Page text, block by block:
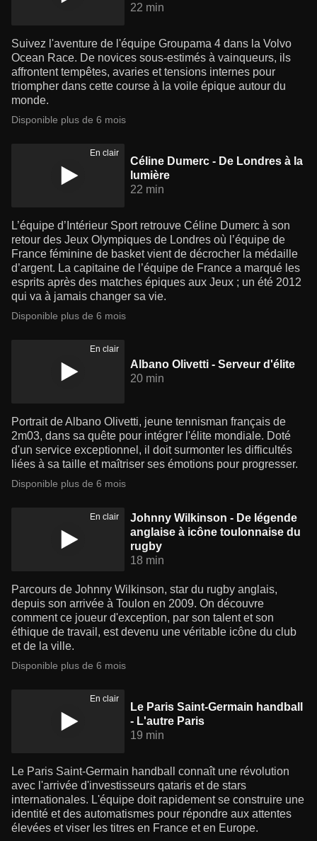
22 min
Suivez l'aventure de l'équipe Groupama 4 dans la Volvo
Ocean Race. De novices sous-estimés à vainqueurs, ils
affrontent tempêtes, avaries et tensions internes pour
triompher dans cette course à la voile épique autour du
monde.
Disponible plus de 6 mois
En clair
Céline Dumerc - De Londres à la
lumière
22 min
L’équipe d’Intérieur Sport retrouve Céline Dumerc à son
retour des Jeux Olympiques de Londres où l’équipe de
France féminine de basket vient de décrocher la médaille
d’argent. La capitaine de l’équipe de France a marqué les
esprits après des matches épiques aux Jeux ; un été 2012
qui va à jamais changer sa vie.
Disponible plus de 6 mois
En clair
Albano Olivetti - Serveur d'élite
20 min
Portrait de Albano Olivetti, jeune tennisman français de
2m03, dans sa quête pour intégrer l'élite mondiale. Doté
d'un service exceptionnel, il doit surmonter les difficultés
liées à sa taille et maîtriser ses émotions pour progresser.
Disponible plus de 6 mois
En clair
Johnny Wilkinson - De légende
anglaise à icône toulonnaise du
rugby
18 min
Parcours de Johnny Wilkinson, star du rugby anglais,
depuis son arrivée à Toulon en 2009. On découvre
comment ce joueur d'exception, par son talent et son
éthique de travail, est devenu une véritable icône du club
et de la ville.
Disponible plus de 6 mois
En clair
Le Paris Saint-Germain handball
- L'autre Paris
19 min
Le Paris Saint-Germain handball connaît une révolution
avec l'arrivée d'investisseurs qataris et de stars
internationales. L'équipe doit rapidement se construire une
identité et des automatismes pour répondre aux attentes
élevées et viser les titres en France et en Europe.